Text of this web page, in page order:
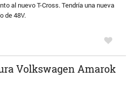
al nuevo T-Cross. Tendría una nueva
de 48V.
Volkswagen Amarok